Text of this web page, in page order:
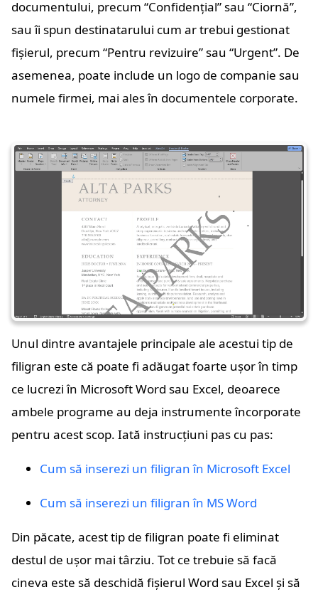
documentului, precum “Confidențial” sau “Ciornă”,
sau îi spun destinatarului cum ar trebui gestionat
fișierul, precum “Pentru revizuire” sau “Urgent”. De
asemenea, poate include un logo de companie sau
numele firmei, mai ales în documentele corporate.
Unul dintre avantajele principale ale acestui tip de
filigran este că poate fi adăugat foarte ușor în timp
ce lucrezi în Microsoft Word sau Excel, deoarece
ambele programe au deja instrumente încorporate
pentru acest scop. Iată instrucțiuni pas cu pas:
Cum să inserezi un filigran în Microsoft Excel
Cum să inserezi un filigran în MS Word
Din păcate, acest tip de filigran poate fi eliminat
destul de ușor mai târziu. Tot ce trebuie să facă
cineva este să deschidă fișierul Word sau Excel și să